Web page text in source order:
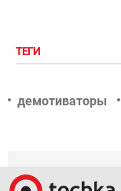
ТЕГИ
демотиваторы